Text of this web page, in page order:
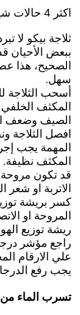
اكثر 4 حالات شيوعًا بـ ثلاجات بيكو
ثلاجة بيكو لا
ببعض الأحيان
الصحيح، هذا
سهل.
أسحب الثلاجة
المكثف
الصيف وضعف
افصل الثلاجة
المهمة يجب
المكثف نظيفة.
قد تكون
الاتربة او شعر
كسر بريشة
المروحة او
ريشة توزيع
راجع مؤشر
علي الارقام
يجب رفع
تسرب الماء من